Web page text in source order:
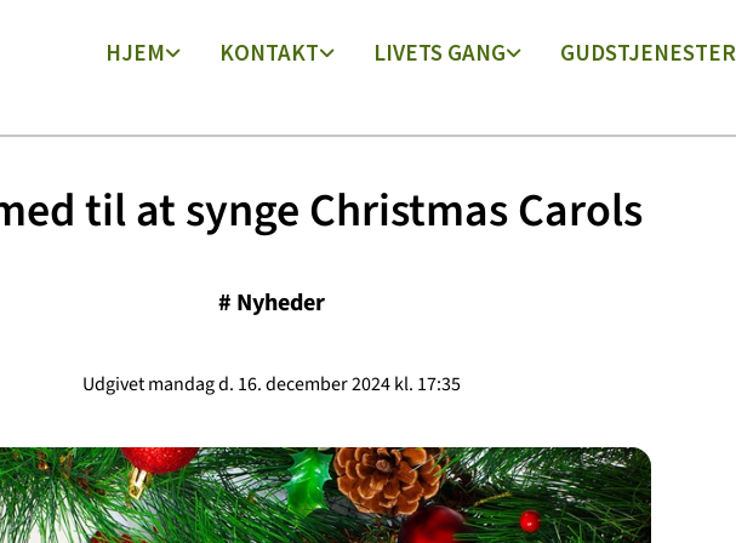
HJEM KONTAKT LIVETS GANG GUDSTJENESTER
til at synge Christmas Carols
# Nyheder
Udgivet mandag d. 16. december 2024 kl. 17:35